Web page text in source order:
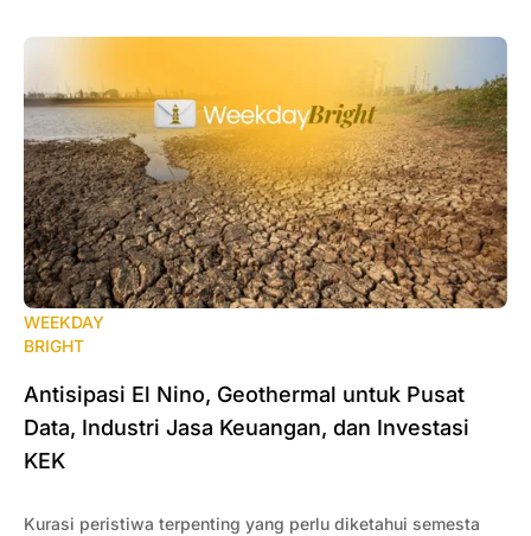
WEEKDAY
BRIGHT
Antisipasi El Nino, Geothermal untuk Pusat
Data, Industri Jasa Keuangan, dan Investasi
KEK
Kurasi peristiwa terpenting yang perlu diketahui semesta